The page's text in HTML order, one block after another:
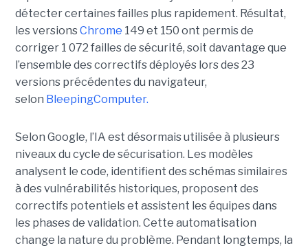
détecter certaines failles plus rapidement. Résultat,
les versionsChrome 149 et 150 ont permis de
corriger 1 072 failles de sécurité, soit davantage que
l’ensemble des correctifs déployés lors des 23
versions précédentes du navigateur,
selon BleepingComputer.
Selon Google, l’IA est désormais utilisée à plusieurs
niveaux du cycle de sécurisation. Les modèles
analysent le code, identifient des schémas similaires
à des vulnérabilités historiques, proposent des
correctifs potentiels et assistent les équipes dans
les phases de validation. Cette automatisation
change la nature du problème. Pendant longtemps, la